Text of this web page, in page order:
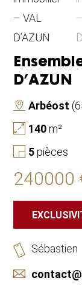
D’AZUN
Arbéost
140m²
5pièces
240000